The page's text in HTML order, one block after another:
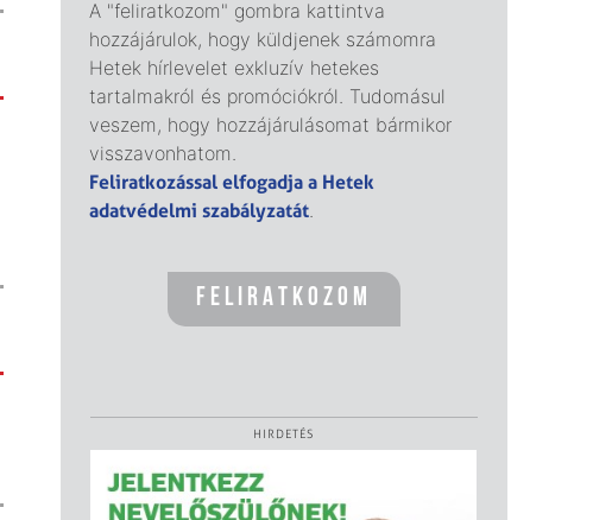
A "feliratkozom" gombra kattintva
hozzájárulok, hogy küldjenek számomra
Hetek hírlevelet exkluzív hetekes
tartalmakról és promóciókról. Tudomásul
veszem, hogy hozzájárulásomat bármikor
visszavonhatom.
Feliratkozással elfogadja a Hetek
adatvédelmi szabályzatát.
HIRDETÉS